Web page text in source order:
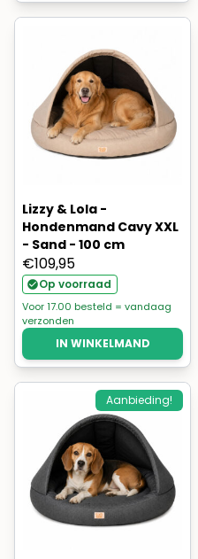
Lizzy & Lola -
Hondenmand Cavy XXL
- Sand - 100 cm
€109,95
Op voorraad
Voor 17.00 besteld = vandaag
verzonden
IN WINKELMAND
Aanbieding!